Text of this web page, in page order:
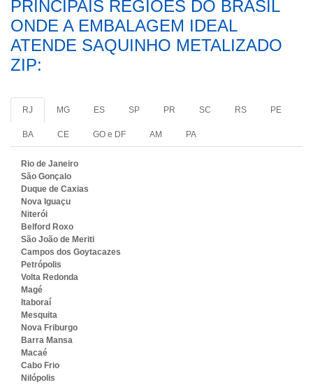
PRINCIPAIS REGIÕES DO BRASIL
ONDE A EMBALAGEM IDEAL
ATENDE SAQUINHO METALIZADO
ZIP:
RJ MG ES SP PR SC RS PE
BA CE GO e DF AM PA
Rio de Janeiro
São Gonçalo
Duque de Caxias
Nova Iguaçu
Niterói
Belford Roxo
São João de Meriti
Campos dos Goytacazes
Petrópolis
Volta Redonda
Magé
Itaboraí
Mesquita
Nova Friburgo
Barra Mansa
Macaé
Cabo Frio
Nilópolis